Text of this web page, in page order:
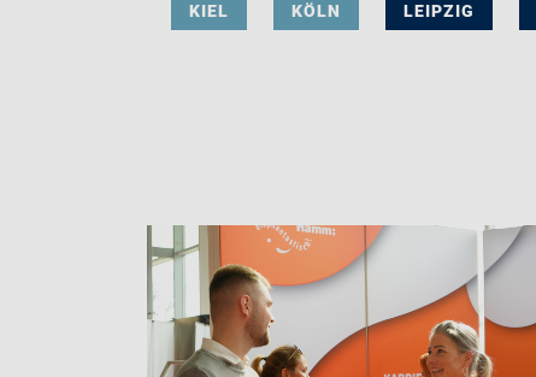
KIEL KÖLN LEIPZIG